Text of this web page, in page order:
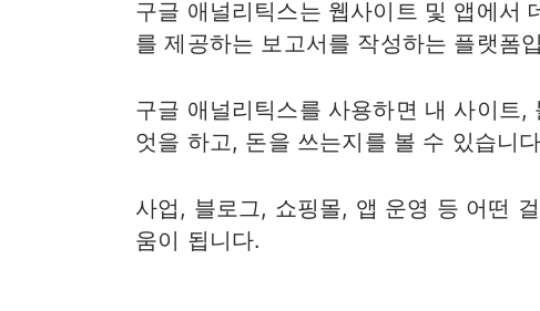
구글 애널리틱스는 웹사이트 및 앱에서
를 제공하는 보고서를 작성하는 플랫폼
구글 애널리틱스를 사용하면 내 사이트
엇을 하고, 돈을 쓰는지를 볼 수 있습니
사업, 블로그, 쇼핑몰, 앱 운영 등 어떤
움이 됩니다.